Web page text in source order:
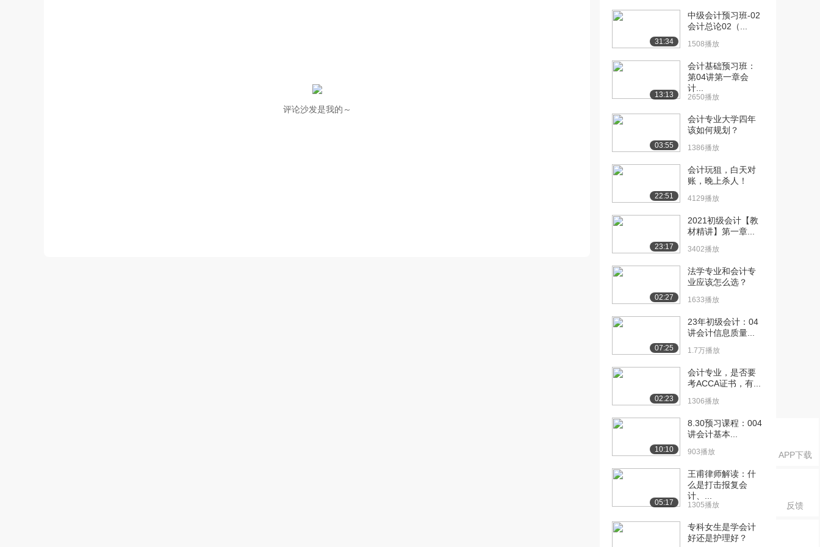
APP下载
反馈
评论沙发是我的～
[10] 2021初级会计实务
21:37
[11] 2021初级会计实务
16:22
[12] 2021初级会计实务
33:53
[13] 2021初级会计实务
11:51
[14] 2021初级会计实务
（精讲课）第一...
16:00
[15] 2021初级会计实务
（精讲课）第一...
（精讲课）第一...
（精讲课）第一...
（精讲课）第一...
（精讲课）第一...
[20] 2021会计实务精华考
点 第一章考...
1642播放
31:34
中级会计预习班-02
会计总论02（...
1508播放
13:13
会计基础预习班：
第04讲第一章会
计...
2650播放
03:55
会计专业大学四年
该如何规划？
1386播放
22:51
会计玩狙，白天对
账，晚上杀人！
4129播放
23:17
2021初级会计【教
材精讲】第一章...
3402播放
02:27
法学专业和会计专
业应该怎么选？
1633播放
07:25
23年初级会计：04
讲会计信息质量...
1.7万播放
02:23
会计专业，是否要
考ACCA证书，有...
1306播放
10:10
8.30预习课程：004
讲会计基本...
903播放
05:17
王甫律师解读：什
么是打击报复会
计、...
1305播放
专科女生是学会计
好还是护理好？